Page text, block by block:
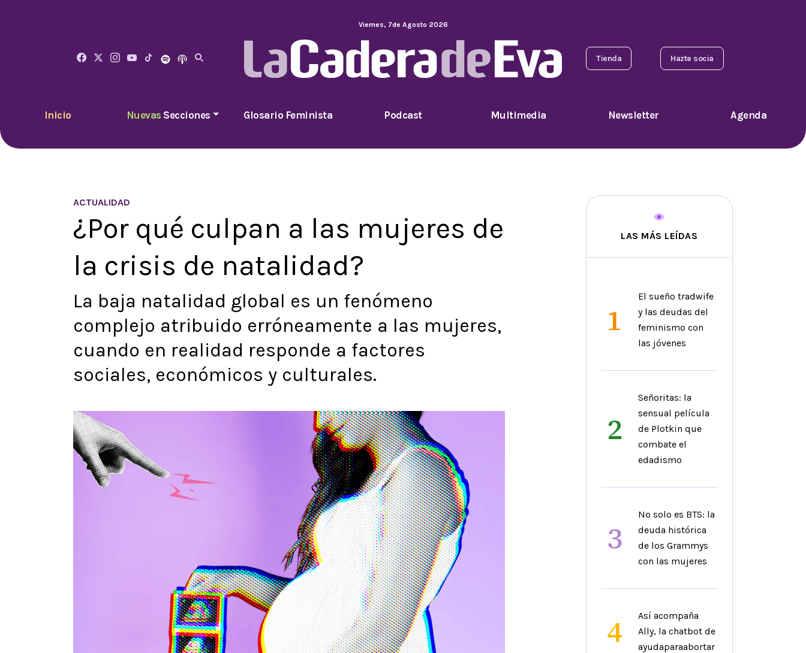
Viernes, 7de Agosto 2026
Tienda Hazte socia
Inicio Nuevas Secciones Glosario Feminista Podcast Multimedia Newsletter Agenda
ACTUALIDAD
¿Por qué culpan a las mujeres de
la crisis de natalidad?
La baja natalidad global es un fenómeno
complejo atribuido erróneamente a las mujeres,
cuando en realidad responde a factores
sociales, económicos y culturales.
LAS MÁS LEÍDAS
1
El sueño tradwife
y las deudas del
feminismo con
las jóvenes
2
Señoritas: la
sensual película
de Plotkin que
combate el
edadismo
3
No solo es BTS: la
deuda histórica
de los Grammys
con las mujeres
4
Así acompaña
Ally, la chatbot de
ayudaparaabortar